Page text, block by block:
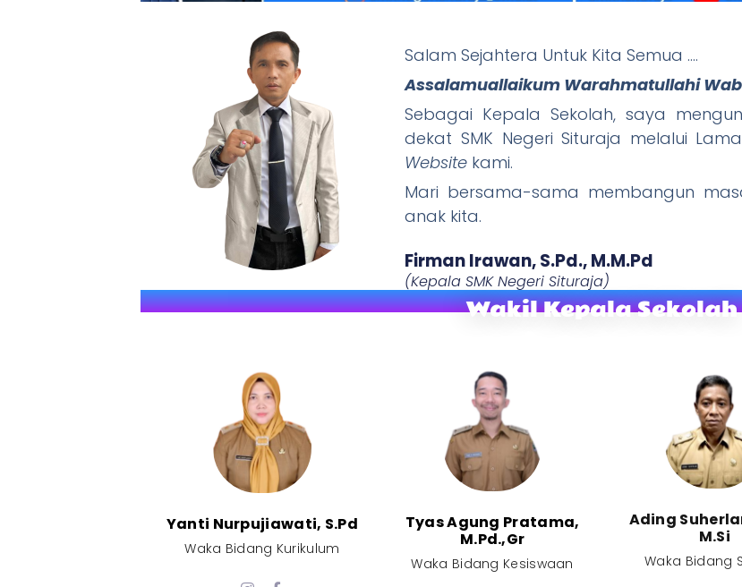
SMKN Situraja
" JAWARA (Jago Dina Elmu, Wani Tandang, Rajin Ibadah) "
Salam Sejahtera Untuk Kita Semua ….
Assalamuallaikum Warahmatullahi
Sebagai Kepala Sekolah, saya
dekat SMK Negeri Situraja melalui
Website kami.
Mari bersama-sama membangun
anak kita.
Firman Irawan, S.Pd., M.M.Pd​
(Kepala SMK Negeri Situraja)
Wakil Kepala Sekolah
Yanti Nurpujiawati, S.Pd
Waka Bidang Kurikulum
Tyas Agung Pratama,
M.Pd.,Gr​
Waka Bidang Kesiswaan​
Ading
M.Si​
Waka Bidang